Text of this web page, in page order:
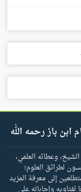
باز رحمه الله
وعطائه العلمي،
لطرائق العلوم؛
إلى معرفة المزيد
وإجاباته على